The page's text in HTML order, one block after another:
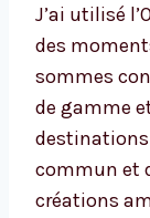
J’ai utilisé
des
sommes
de gamme
destinations
commun et
créations